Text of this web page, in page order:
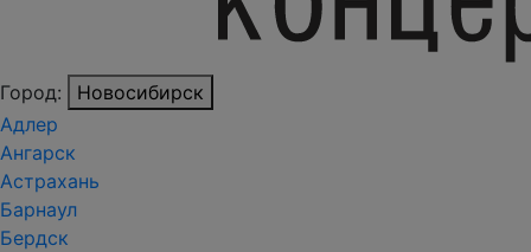
Город:
Новосибирск
Адлер
Ангарск
Астрахань
Барнаул
Бердск